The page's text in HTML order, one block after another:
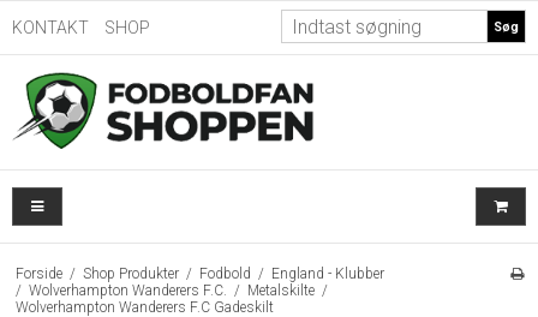
KONTAKT SHOP Søg
Forside / Shop Produkter / Fodbold / England - Klubber
/ Wolverhampton Wanderers F.C. / Metalskilte /
Wolverhampton Wanderers F.C Gadeskilt